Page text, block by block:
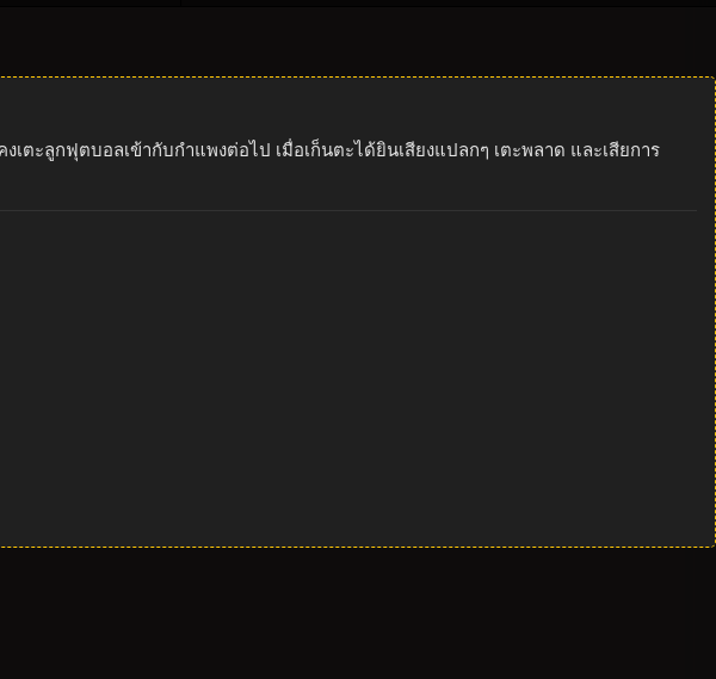
ตะลูกฟุตบอลเข้ากับกำแพงต่อไป เมื่อเก็นตะได้ยินเสียงแปลกๆ เตะพลาด และเสียการ